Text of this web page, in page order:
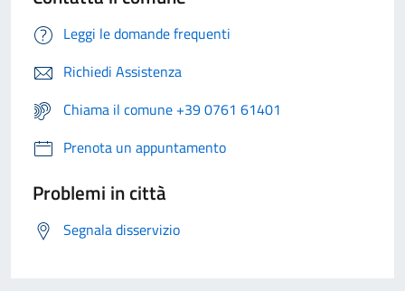
Leggi le domande frequenti
Richiedi Assistenza
Chiama il comune +39 0761 61401
Prenota un appuntamento
Problemi in città
Segnala disservizio